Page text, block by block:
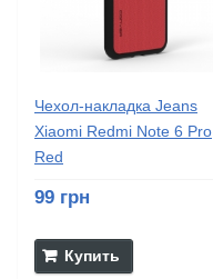
Чехол-накладка Jeans
Xiaomi Redmi Note 6 Pro
Red
99 грн
Купить